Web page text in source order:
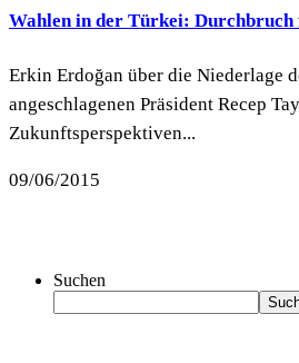
Wahlen in der Türkei:
Erkin Erdoğan über die Niederlage
angeschlagenen Präsident Recep
Zukunftsperspektiven...
09/06/2015
Suchen